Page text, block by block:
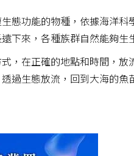
態功能的物種，依據海洋
下來，各種族群自然能夠生
，在正確的地點和時間，
過生態放流，回到大海的